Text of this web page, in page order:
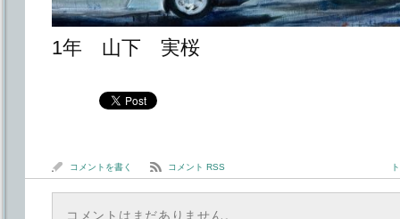
1年 山下 実桜
コメントを書く コメント RSS
コメントはまだありません。